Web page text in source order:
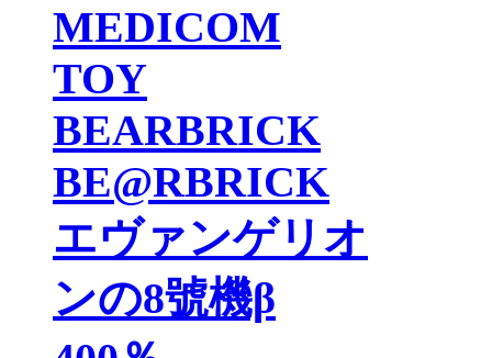
MEDICOM
TOY
BEARBRICK
BE@RBRICK
エヴァンゲリオ
ンの8號機β